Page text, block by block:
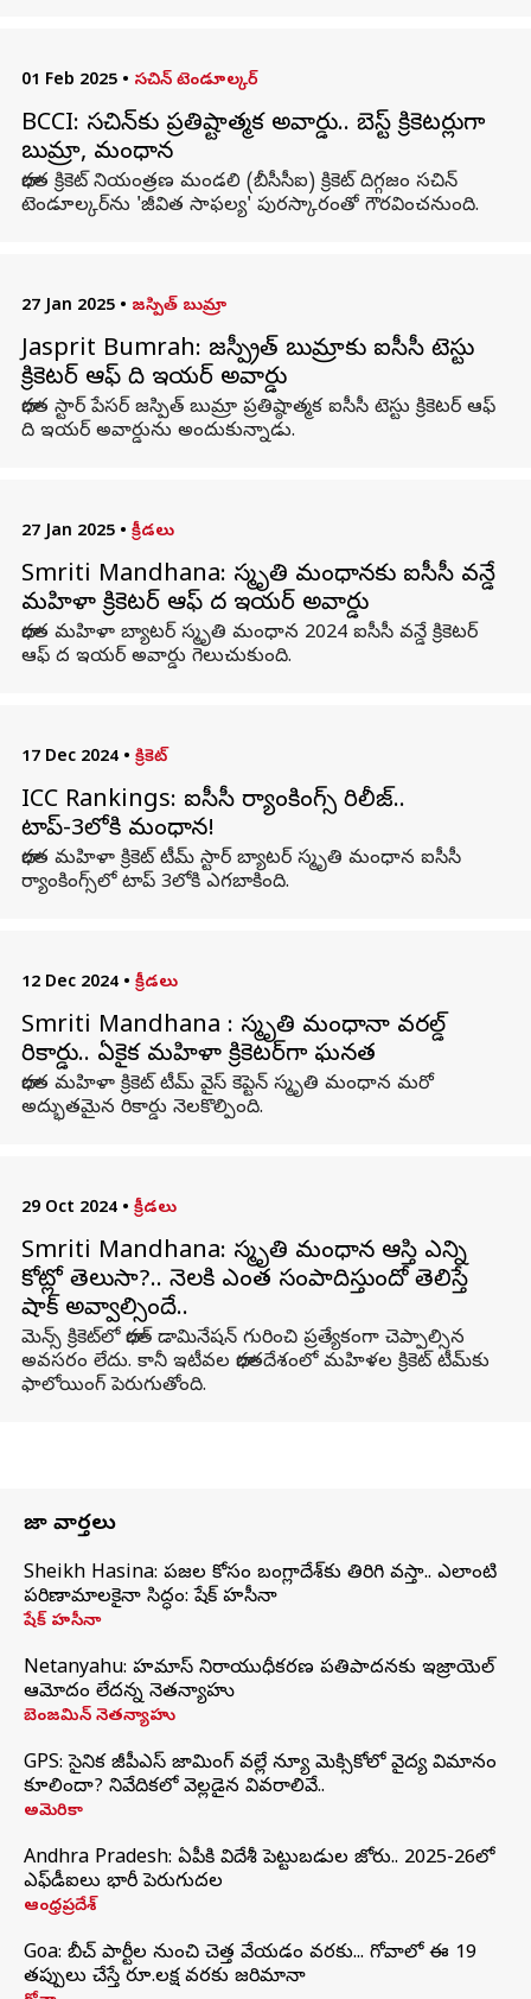
01 Feb 2025 • సచిన్ టెండూల్కర్
BCCI: సచిన్‌కు ప్రతిష్టాత్మక అవార్డు.. బెస్ట్ క్రికెటర్లుగా
బుమ్రా, మంధాన
భారత క్రికెట్ నియంత్రణ మండలి (బీసీసీఐ) క్రికెట్ దిగ్గజం సచిన్
టెండూల్కర్‌ను 'జీవిత సాఫల్య' పురస్కారంతో గౌరవించనుంది.
27 Jan 2025 • జస్పిత్ బుమ్రా
Jasprit Bumrah: జస్ప్రీత్ బుమ్రాకు ఐసీసీ టెస్టు
క్రికెటర్ ఆఫ్ ది ఇయర్ అవార్డు
భారత స్టార్ పేసర్ జస్పిత్ బుమ్రా ప్రతిష్ఠాత్మక ఐసీసీ టెస్టు క్రికెటర్ ఆఫ్
ది ఇయర్ అవార్డును అందుకున్నాడు.
27 Jan 2025 • క్రీడలు
Smriti Mandhana: స్మృతి మంధానకు ఐసీసీ వ‌న్డే
మ‌హిళా క్రికెట‌ర్ ఆఫ్ ద ఇయ‌ర్ అవార్డు
భారత మహిళా బ్యాటర్ స్మృతి మంధాన 2024 ఐసీసీ వన్డే క్రికెటర్
ఆఫ్ ద ఇయర్ అవార్డు గెలుచుకుంది.
17 Dec 2024 • క్రికెట్
ICC Rankings: ఐసీసీ ర్యాంకింగ్స్ రిలీజ్..
టాప్-3లోకి మంధాన!
భారత మహిళా క్రికెట్ టీమ్‌ స్టార్ బ్యాటర్ స్మృతి మంధాన ఐసీసీ
ర్యాంకింగ్స్‌లో టాప్ 3లోకి ఎగబాకింది.
12 Dec 2024 • క్రీడలు
Smriti Mandhana : స్మృతి మంధానా వరల్డ్
రికార్డు.. ఏకైక మహిళా క్రికెటర్‌గా ఘనత
భారత మహిళా క్రికెట్ టీమ్ వైస్ కెప్టెన్ స్మృతి మంధాన మరో
అద్భుతమైన రికార్డు నెలకొల్పింది.
29 Oct 2024 • క్రీడలు
Smriti Mandhana: స్మృతి మంధాన ఆస్తి ఎన్ని
కోట్లో తెలుసా?.. నెలకి ఎంత సంపాదిస్తుందో తెలిస్తే
షాక్ అవ్వాల్సిందే..
మెన్స్ క్రికెట్‌లో భారత్ డామినేషన్ గురించి ప్రత్యేకంగా చెప్పాల్సిన
అవసరం లేదు. కానీ ఇటీవల భారతదేశంలో మహిళల క్రికెట్ టీమ్‌కు
ఫాలోయింగ్ పెరుగుతోంది.
తాజా వార్తలు
Sheikh Hasina: ప్రజల కోసం బంగ్లాదేశ్‌కు తిరిగి వస్తా.. ఎలాంటి
పరిణామాలకైనా సిద్ధం: షేక్ హసీనా
షేక్ హసీనా
Netanyahu: హమాస్ నిరాయుధీకరణ ప్రతిపాదనకు ఇజ్రాయెల్
ఆమోదం లేదన్న నెతన్యాహు
బెంజమిన్ నెతన్యాహు
GPS: సైనిక జీపీఎస్ జామింగ్ వల్లే న్యూ మెక్సికోలో వైద్య విమానం
కూలిందా? నివేదికలో వెల్లడైన వివరాలివే..
అమెరికా
Andhra Pradesh: ఏపీకి విదేశీ పెట్టుబడుల జోరు.. 2025-26లో
ఎఫ్‌డీఐలు భారీ పెరుగుదల
ఆంధ్రప్రదేశ్
Goa: బీచ్ పార్టీల నుంచి చెత్త వేయడం వరకు... గోవాలో ఈ 19
తప్పులు చేస్తే రూ.లక్ష వరకు జరిమానా